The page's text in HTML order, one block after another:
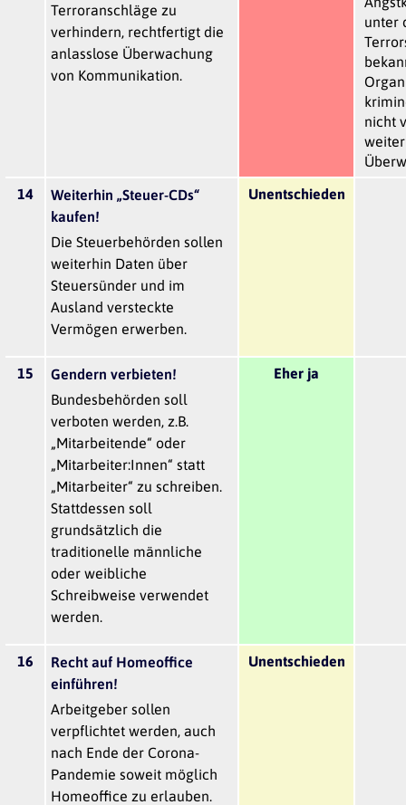
Terroranschläge zu
verhindern, rechtfertigt die
anlasslose Überwachung
von Kommunikation.
unter
nicht
14
Weiterhin „Steuer-CDs“
kaufen!
Die Steuerbehörden sollen
weiterhin Daten über
Steuersünder und im
Ausland versteckte
Vermögen erwerben.
Unentschieden
15
Gendern verbieten!
Bundesbehörden soll
verboten werden, z.B.
„Mitarbeitende“ oder
„Mitarbeiter:Innen“ statt
„Mitarbeiter“ zu schreiben.
Stattdessen soll
grundsätzlich die
traditionelle männliche
oder weibliche
Schreibweise verwendet
werden.
Eher ja
16
Recht auf Homeoffice
einführen!
Arbeitgeber sollen
verpflichtet werden, auch
nach Ende der Corona-
Pandemie soweit möglich
Homeoffice zu erlauben.
Unentschieden